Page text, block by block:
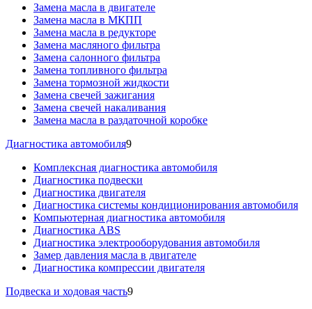
Замена масла в двигателе
Замена масла в МКПП
Замена масла в редукторе
Замена масляного фильтра
Замена салонного фильтра
Замена топливного фильтра
Замена тормозной жидкости
Замена свечей зажигания
Замена свечей накаливания
Замена масла в раздаточной коробке
Диагностика автомобиля9
Комплексная диагностика автомобиля
Диагностика подвески
Диагностика двигателя
Диагностика системы кондиционирования автомобиля
Компьютерная диагностика автомобиля
Диагностика ABS
Диагностика электрооборудования автомобиля
Замер давления масла в двигателе
Диагностика компрессии двигателя
Подвеска и ходовая часть9